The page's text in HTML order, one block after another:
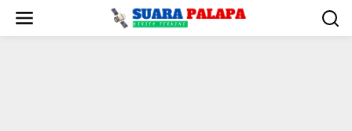
konten